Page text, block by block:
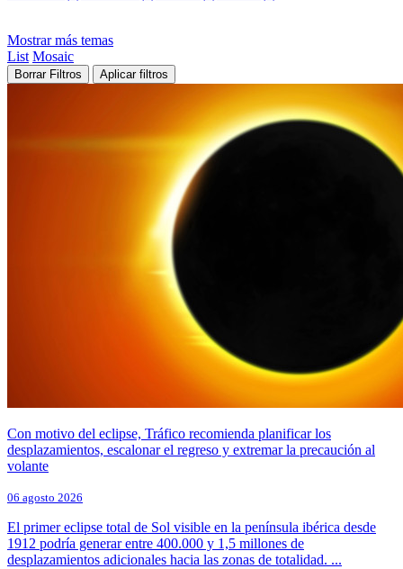
Mostrar más temas
List Mosaic
Borrar Filtros Aplicar filtros
Con motivo del eclipse, Tráfico recomienda planificar los
desplazamientos, escalonar el regreso y extremar la precaución al
volante
06 agosto 2026
El primer eclipse total de Sol visible en la península ibérica desde
1912 podría generar entre 400.000 y 1,5 millones de
desplazamientos adicionales hacia las zonas de totalidad. ...